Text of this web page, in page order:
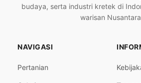
budaya, serta industri kretek di
warisan
NAVIGASI
Pertanian